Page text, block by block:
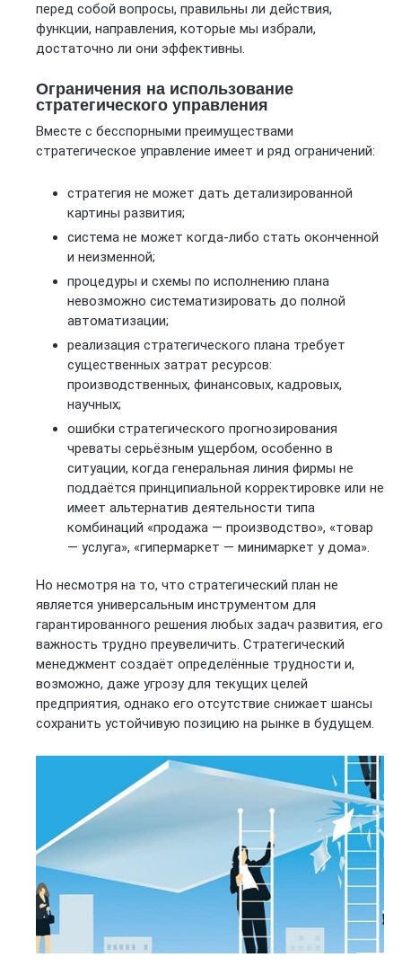
перед собой вопросы, правильны ли действия,
функции, направления, которые мы избрали,
достаточно ли они эффективны.
Ограничения на использование
стратегического управления
Вместе с бесспорными преимуществами
стратегическое управление имеет и ряд ограничений:
стратегия не может дать детализированной
картины развития;
система не может когда-либо стать оконченной
и неизменной;
процедуры и схемы по исполнению плана
невозможно систематизировать до полной
автоматизации;
реализация стратегического плана требует
существенных затрат ресурсов:
производственных, финансовых, кадровых,
научных;
ошибки стратегического прогнозирования
чреваты серьёзным ущербом, особенно в
ситуации, когда генеральная линия фирмы не
поддаётся принципиальной корректировке или не
имеет альтернатив деятельности типа
комбинаций «продажа — производство», «товар
— услуга», «гипермаркет — минимаркет у дома».
Но несмотря на то, что стратегический план не
является универсальным инструментом для
гарантированного решения любых задач развития, его
важность трудно преувеличить. Стратегический
менеджмент создаёт определённые трудности и,
возможно, даже угрозу для текущих целей
предприятия, однако его отсутствие снижает шансы
сохранить устойчивую позицию на рынке в будущем.